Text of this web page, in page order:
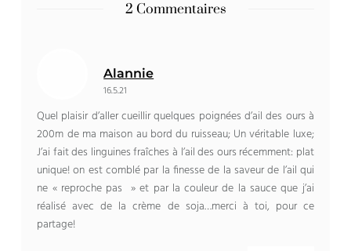
2 Commentaires
Alannie
16.5.21
Quel plaisir d’aller cueillir quelques poignées d’ail des ours à
200m de ma maison au bord du ruisseau; Un véritable luxe;
J’ai fait des linguines fraîches à l’ail des ours récemment: plat
unique! on est comblé par la finesse de la saveur de l’ail qui
ne « reproche pas » et par la couleur de la sauce que j’ai
réalisé avec de la crème de soja…merci à toi, pour ce
partage!